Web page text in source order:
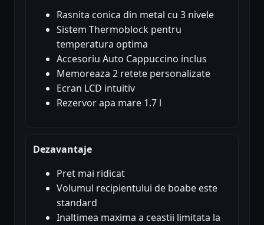
Rasnita conica din metal cu 3 nivele
Sistem Thermoblock pentru
temperatura optima
Accesoriu Auto Cappuccino inclus
Memoreaza 2 retete personalizate
Ecran LCD intuitiv
Rezervor apa mare 1.7 l
Dezavantaje
Pret mai ridicat
Volumul recipientului de boabe este
standard
Inaltimea maxima a ceastii limitata la